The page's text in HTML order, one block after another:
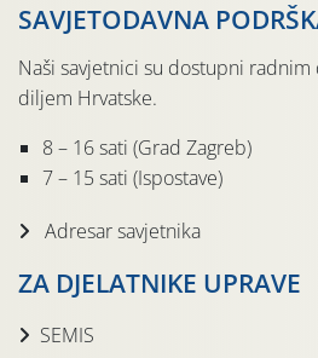
SAVJETODAVNA
Naši savjetnici su dostupni
diljem Hrvatske.
8 – 16 sati (Grad Zagreb)
7 – 15 sati (Ispostave)
Adresar savjetnika
ZA DJELATNIKE UPRAVE
SEMIS